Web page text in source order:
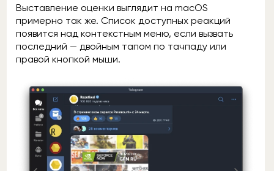
Выставление оценки выглядит на macOS
примерно так же. Список доступных реакций
появится над контекстным меню, если вызвать
последний — двойным тапом по тачпаду или
правой кнопкой мыши.